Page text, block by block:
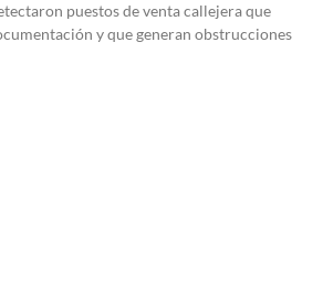
puestos de venta callejera que
y que generan obstrucciones